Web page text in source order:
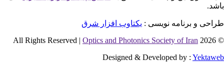
و برنامه نویسی : یکتاوب افزار شرق
©
Optics and Photonics Society of Iran
Designed & Developed by :